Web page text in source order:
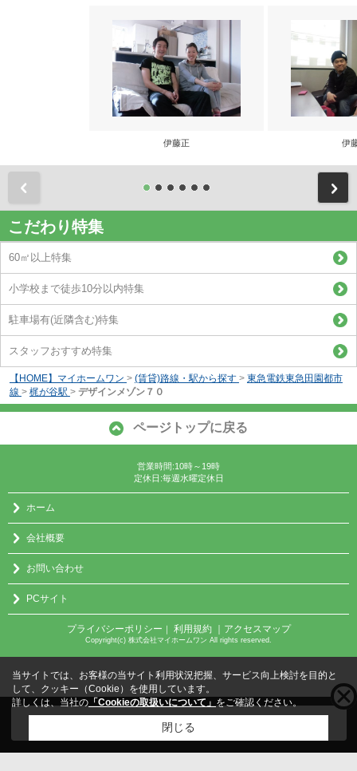
伊藤正 伊
こだわり特集
60㎡以上特集
小学校まで徒歩10分以内特集
駐車場有(近隣含む)特集
スタッフおすすめ特集
【HOME】マイホームワン > (賃貸)路線・駅から探す > 東急電鉄東急田園都市
線 > 梶が谷駅 > デザインメゾン７０
ページトップに戻る
営業時間:10時～19時
定休日:毎週水曜定休日
ホーム
会社概要
お問い合わせ
PCサイト
プライバシーポリシー 利用規約 ｜アクセスマップ
Copyright(c) 株式会社マイホームワン All rights reserved.
こちらの物件をご覧の方にお勧めな物件
当サイトでは、お客様の当サイト利用状況把握、サービス向上検討を目的と
して、クッキー（Cookie）を使用しています。
詳しくは、当社の 「Cookieの取扱いについて」 をご確認ください。
閉じる